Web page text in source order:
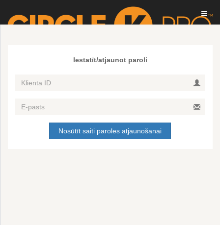
Iestatīt/atjaunot paroli
Nosūtīt saiti paroles atjaunošanai